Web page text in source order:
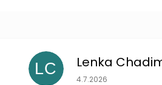
LC Lenka
Hodnocení
4.7.2026